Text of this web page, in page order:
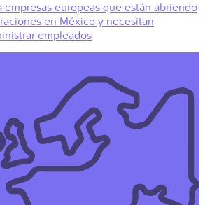
empresas europeas que están abriendo
en México y necesitan
empleados